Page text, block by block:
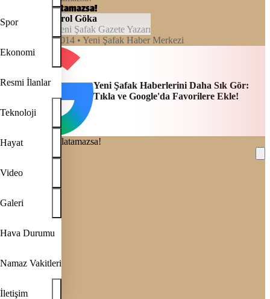
Spor
Ekonomi
Resmi İlanlar
Teknoloji
Hayat
Video
Galeri
Hava Durumu
Namaz Vakitleri
İletişim
Aydın aydınlatamazsa!
Erol Göka
Yeni Şafak Gazete Yazarı
00:00, 12/01/2014 • Yeni Şafak Haber Merkezi
Yeni Şafak Haberlerini Daha Sık Gör:
Tıkla ve Google'da Favorilere Ekle!
REKLAM